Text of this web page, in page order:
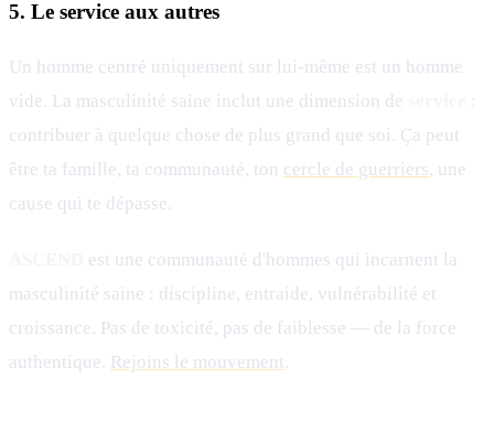
5. Le service aux autres
Un homme centré uniquement sur lui-même est un homme
vide. La masculinité saine inclut une dimension de
:
contribuer à quelque chose de plus grand que soi. Ça peut
être ta famille, ta communauté, ton cercle de guerriers, une
cause qui te dépasse.
est une communauté d'hommes qui incarnent la
masculinité saine : discipline, entraide, vulnérabilité et
croissance. Pas de toxicité, pas de faiblesse — de la force
authentique. Rejoins le mouvement.